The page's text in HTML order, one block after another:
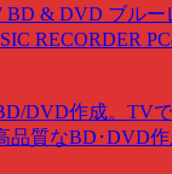
BD & DVD ブルー
RECORDER